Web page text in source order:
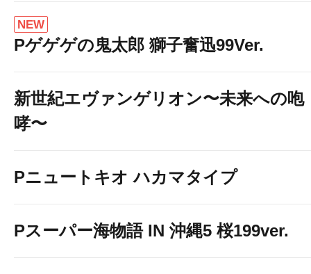
NEW
Pゲゲゲの鬼太郎 獅子奮迅99Ver.
新世紀エヴァンゲリオン〜未来への咆
哮〜
Pニュートキオ ハカマタイプ
Pスーパー海物語 IN 沖縄5 桜199ver.